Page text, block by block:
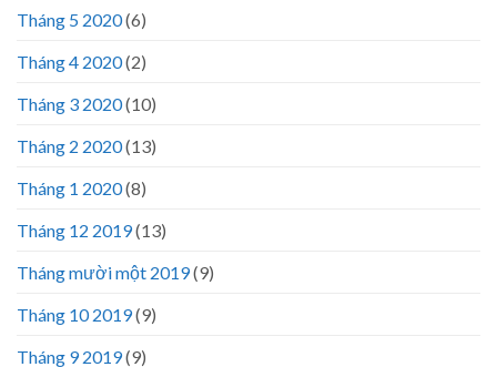
Tháng 5 2020(6)
Tháng 4 2020(2)
Tháng 3 2020(10)
Tháng 2 2020(13)
Tháng 1 2020(8)
Tháng 12 2019(13)
Tháng mười một 2019(9)
Tháng 10 2019(9)
Tháng 9 2019(9)